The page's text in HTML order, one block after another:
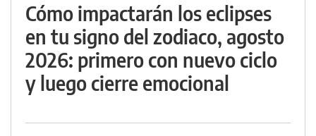
Cómo impactarán los eclipses
en tu signo del zodiaco, agosto
2026: primero con nuevo ciclo
y luego cierre emocional